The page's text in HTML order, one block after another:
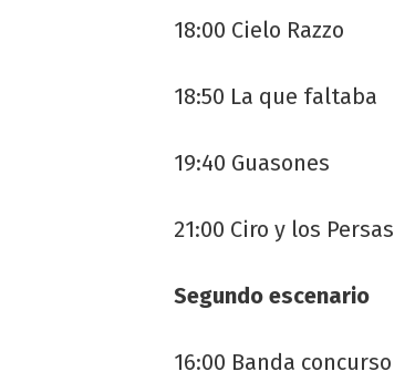
18:00 Cielo Razzo
18:50 La que faltaba
19:40 Guasones
21:00 Ciro y los Persas
Segundo escenario
16:00 Banda concurso